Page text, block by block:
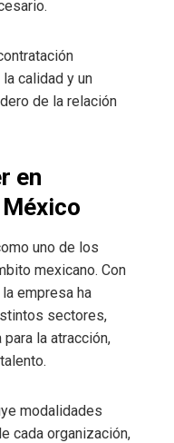
calidad y un
de la relación
en
uno de los
mexicano. Con
empresa ha
sectores,
la atracción,
modalidades
cada organización,